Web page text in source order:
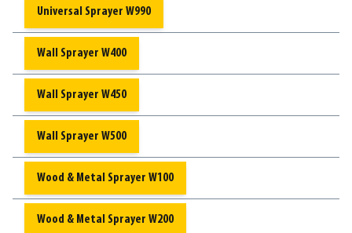
Universal Sprayer W990
Wall Sprayer W400
Wall Sprayer W450
Wall Sprayer W500
Wood & Metal Sprayer W100
Wood & Metal Sprayer W200